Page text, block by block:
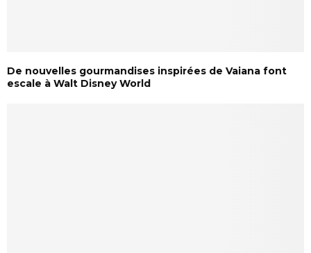
De nouvelles gourmandises inspirées de Vaiana font
escale à Walt Disney World